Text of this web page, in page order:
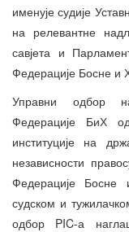
именује судије
на релевантне
савјета и
Федерације Босне и
Управни одбор
Федерације БиХ
институције на
независности
Федерације
судском и
одбор PIC-а